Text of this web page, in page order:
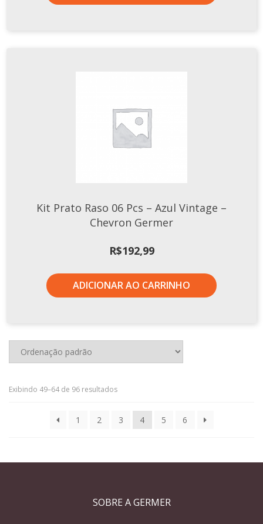
Kit Prato Raso 06 Pcs – Azul Vintage –
Chevron Germer
R$192,99
ADICIONAR AO CARRINHO
Exibindo 49–64 de 96 resultados
1 2 3 4 5 6
SOBRE A GERMER